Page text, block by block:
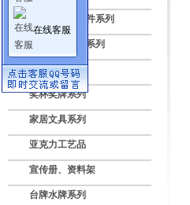
亚克力灯饰配件系列
数码电子展示系列
广告灯箱系列
奖杯奖牌系列
家居文具系列
亚克力工艺品
宣传册、资料架
台牌水牌系列
在线客服